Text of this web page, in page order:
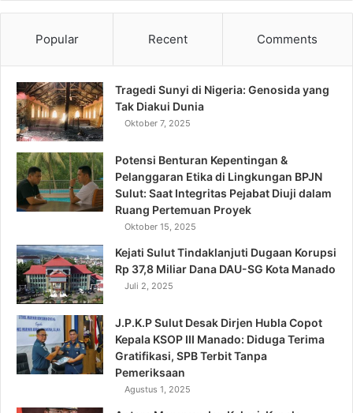
Popular Recent Comments
Tragedi Sunyi di Nigeria: Genosida yang
Tak Diakui Dunia
Oktober 7, 2025
Potensi Benturan Kepentingan &
Pelanggaran Etika di Lingkungan BPJN
Sulut: Saat Integritas Pejabat Diuji dalam
Ruang Pertemuan Proyek
Oktober 15, 2025
Kejati Sulut Tindaklanjuti Dugaan Korupsi
Rp 37,8 Miliar Dana DAU-SG Kota Manado
Juli 2, 2025
J.P.K.P Sulut Desak Dirjen Hubla Copot
Kepala KSOP III Manado: Diduga Terima
Gratifikasi, SPB Terbit Tanpa
Pemeriksaan
Agustus 1, 2025